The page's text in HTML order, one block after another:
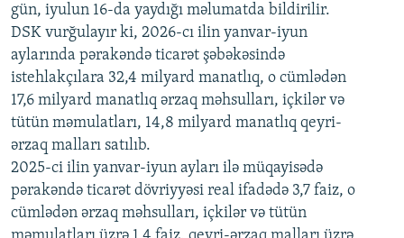
1080p
gün, iyulun 16-da yaydığı məlumatda bildirilir.
DSK vurğulayır ki, 2026-cı ilin yanvar-iyun
aylarında pərakəndə ticarət şəbəkəsində
istehlakçılara 32,4 milyard manatlıq, o cümlədən
17,6 milyard manatlıq ərzaq məhsulları, içkilər və
tütün məmulatları, 14,8 milyard manatlıq qeyri-
ərzaq malları satılıb.
2025-ci ilin yanvar-iyun ayları ilə müqayisədə
pərakəndə ticarət dövriyyəsi real ifadədə 3,7 faiz, o
cümlədən ərzaq məhsulları, içkilər və tütün